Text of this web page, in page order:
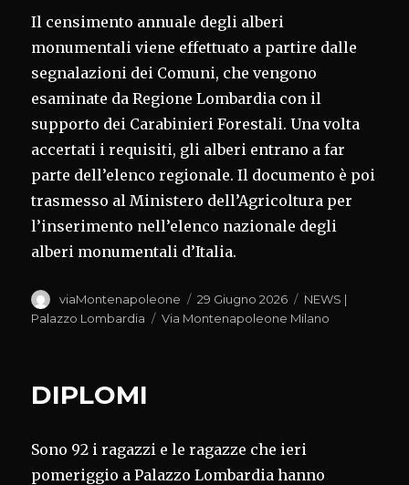
Il censimento annuale degli alberi
monumentali viene effettuato a partire dalle
segnalazioni dei Comuni, che vengono
esaminate da Regione Lombardia con il
supporto dei Carabinieri Forestali. Una volta
accertati i requisiti, gli alberi entrano a far
parte dell’elenco regionale. Il documento è poi
trasmesso al Ministero dell’Agricoltura per
l’inserimento nell’elenco nazionale degli
alberi monumentali d’Italia.
Autore
viaMontenapoleone
Pubblicato
il
29 Giugno 2026 Categorie
NEWS |
Palazzo Lombardia
Tag
Via Montenapoleone Milano
DIPLOMI
Sono 92 i ragazzi e le ragazze che ieri
pomeriggio a Palazzo Lombardia hanno